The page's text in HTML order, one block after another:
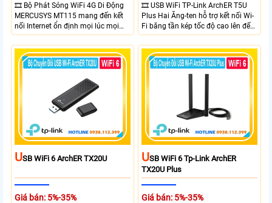
🎞 Bộ Phát Sóng WiFi 4G Di Động
MERCUSYS MT115 mang đến kết
nối Internet ổn định mọi lúc mọi
nơi với tốc độ 4G LTE tải xuống lên
đến 150Mbps. Chuẩn WiFi 6
AX300, pin 2400mAh hoạt động
đến 10 giờ và khả năng kết nối
🎞 USB WiFi TP-Link ArchER T5U
Plus Hai Ăng-ten hỗ trợ kết nối Wi-
Fi băng tần kép tốc độ cao lên đến
1300 Mbps. Hai ăng-ten ngoài kết
hợp công nghệ Beamforming giúp
tăng cường tín hiệu và vùng phủ
sóng. USB 3.0 cho tốc độ truyền dữ
và cài đặt dễ dàng không cần đĩa
tư
USB WiFi 6 ArchER TX20U
Giá bán: 5%-35%
USB WiFi 6 Tp-Link ArchER
TX20U Plus
Giá bán: 5%-35%